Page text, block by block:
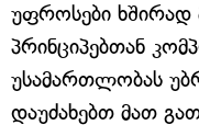
უფროსები ხშირად
პრინციპებთან
უსამართლობას
დაუძახებთ მათ